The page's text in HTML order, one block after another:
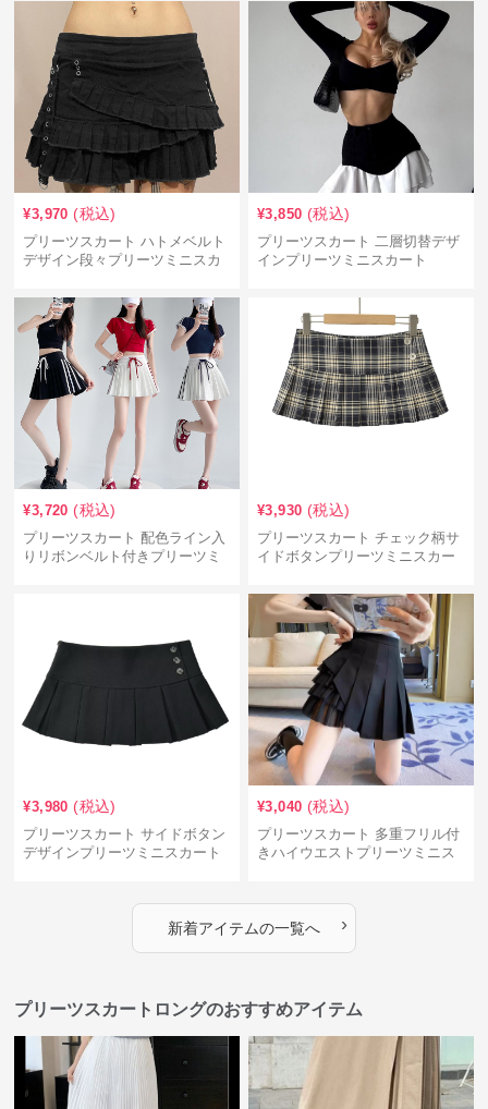
¥3,970 (税込)
プリーツスカート ハトメベルト
デザイン段々プリーツミニスカ
¥3,850 (税込)
プリーツスカート 二層切替デザ
インプリーツミニスカート
¥3,720 (税込)
プリーツスカート 配色ライン入
りリボンベルト付きプリーツミ
¥3,930 (税込)
プリーツスカート チェック柄サ
イドボタンプリーツミニスカー
¥3,980 (税込)
プリーツスカート サイドボタン
デザインプリーツミニスカート
¥3,040 (税込)
プリーツスカート 多重フリル付
きハイウエストプリーツミニス
新着アイテムの一覧へ ›
プリーツスカートロングのおすすめアイテム